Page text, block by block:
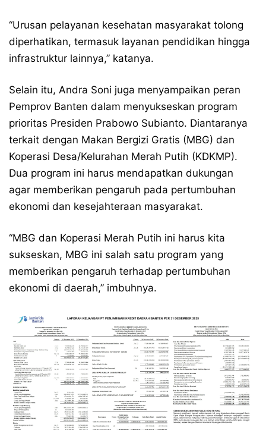
“Urusan pelayanan kesehatan masyarakat tolong
diperhatikan, termasuk layanan pendidikan hingga
infrastruktur lainnya,” katanya.
Selain itu, Andra Soni juga menyampaikan peran
Pemprov Banten dalam menyukseskan program
prioritas Presiden Prabowo Subianto. Diantaranya
terkait dengan Makan Bergizi Gratis (MBG) dan
Koperasi Desa/Kelurahan Merah Putih (KDKMP).
Dua program ini harus mendapatkan dukungan
agar memberikan pengaruh pada pertumbuhan
ekonomi dan kesejahteraan masyarakat.
“MBG dan Koperasi Merah Putih ini harus kita
sukseskan, MBG ini salah satu program yang
memberikan pengaruh terhadap pertumbuhan
ekonomi di daerah,” imbuhnya.